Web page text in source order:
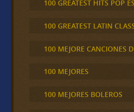
100 GREATEST HITS POP
100 GREATEST LATIN
100 MEJORE CANCIONES
100 MEJORES
100 MEJORES BOLEROS